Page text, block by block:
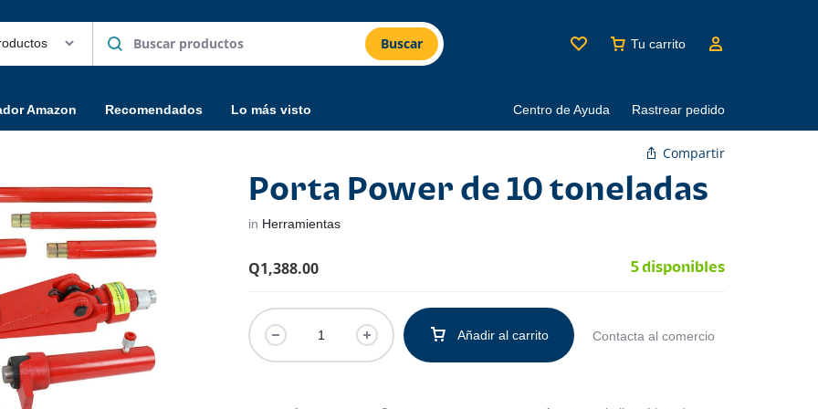
Buscar Tu carrito
Amazon Recomendados Lo más visto Centro de Ayuda Rastrear pedido
Compartir
Porta Power de 10 toneladas
in Herramientas
Q1,388.00 5 disponibles
Añadir al carrito Contacta al comercio